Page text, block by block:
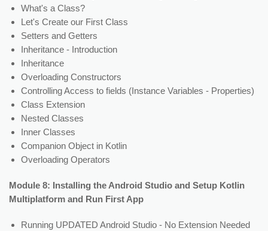
What's a Class?
Let's Create our First Class
Setters and Getters
Inheritance - Introduction
Inheritance
Overloading Constructors
Controlling Access to fields (Instance Variables - Properties)
Class Extension
Nested Classes
Inner Classes
Companion Object in Kotlin
Overloading Operators
Module 8: Installing the Android Studio and Setup Kotlin
Multiplatform and Run First App
Running UPDATED Android Studio - No Extension Needed